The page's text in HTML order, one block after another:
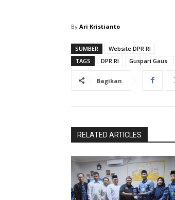
By Ari Kristianto
SUMBER
Website DPR RI
TAGS
DPR RI Guspari Gaus
Bagikan
RELATED ARTICLES